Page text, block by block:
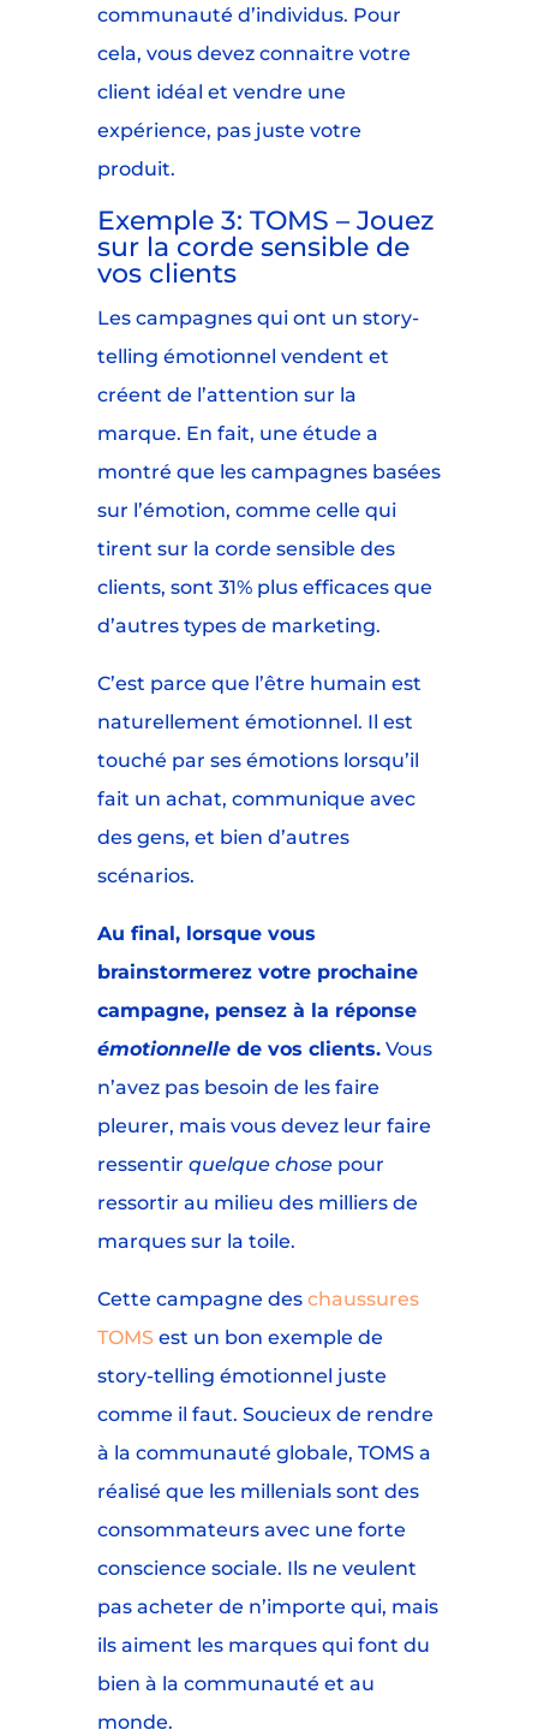
communauté d’individus. Pour
cela, vous devez connaitre votre
client idéal et vendre une
expérience, pas juste votre
produit.
Exemple 3: TOMS – Jouez
sur la corde sensible de
vos clients
Les campagnes qui ont un story-
telling émotionnel vendent et
créent de l’attention sur la
marque. En fait, une étude a
montré que les campagnes basées
sur l’émotion, comme celle qui
tirent sur la corde sensible des
clients, sont 31% plus efficaces que
d’autres types de marketing.
C’est parce que l’être humain est
naturellement émotionnel. Il est
touché par ses émotions lorsqu’il
fait un achat, communique avec
des gens, et bien d’autres
scénarios.
Au final, lorsque vous
brainstormerez votre prochaine
campagne, pensez à la réponse
émotionnellede vos clients.Vous
n’avez pas besoin de les faire
pleurer, mais vous devez leur faire
ressentir quelque chosepour
ressortir au milieu des milliers de
marques sur la toile.
Cette campagne des chaussures
TOMSest un bon exemple de
story-telling émotionnel juste
comme il faut. Soucieux de rendre
à la communauté globale, TOMS a
réalisé que les millenials sont des
consommateurs avec une forte
conscience sociale. Ils ne veulent
pas acheter de n’importe qui, mais
ils aiment les marques qui font du
bien à la communauté et au
monde.